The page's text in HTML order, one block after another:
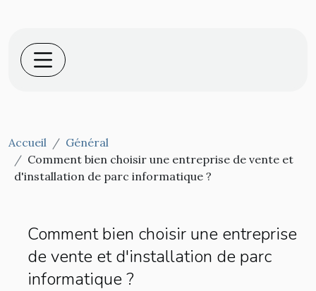
Accueil
Général
Comment bien choisir une entreprise de vente et
d'installation de parc informatique ?
Comment bien choisir une entreprise
de vente et d'installation de parc
informatique ?